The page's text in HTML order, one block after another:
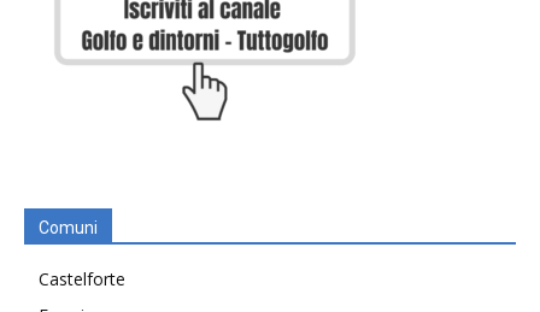
Comuni
Castelforte